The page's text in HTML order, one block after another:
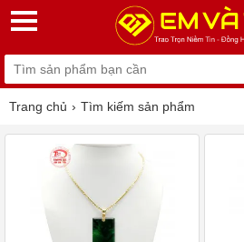
Trang chủ Tìm kiếm sản phẩm